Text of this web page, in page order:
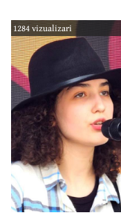
1284 vizualizari